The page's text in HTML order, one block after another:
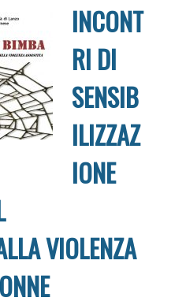
INCONT
RI DI
SENSIB
ILIZZAZ
IONE
VIOLENZA